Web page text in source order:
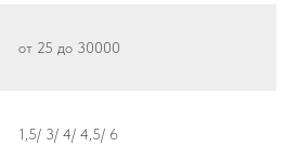
от 25 до 30000
1,5/ 3/ 4/ 4,5/ 6